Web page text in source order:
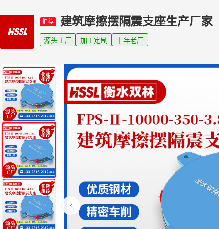
推荐 建筑摩擦摆隔震支座生产厂家
源头工厂 加工定制 十年老厂